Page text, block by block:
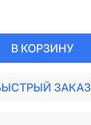
В КОРЗИНУ
ЗАКАЗ